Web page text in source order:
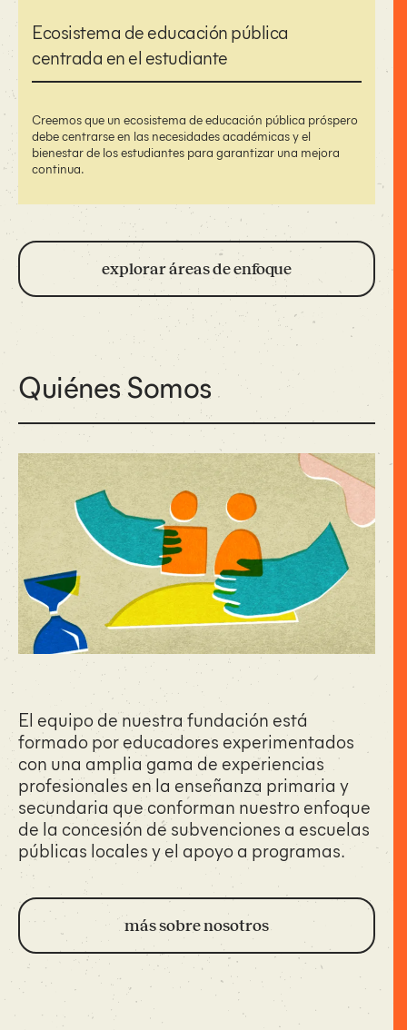
Ecosistema de educación pública
centrada en el estudiante
Creemos que un ecosistema de educación pública próspero
debe centrarse en las necesidades académicas y el
bienestar de los estudiantes para garantizar una mejora
continua.
explorar áreas de enfoque
Quiénes Somos
El equipo de nuestra fundación está
formado por educadores experimentados
con una amplia gama de experiencias
profesionales en la enseñanza primaria y
secundaria que conforman nuestro enfoque
de la concesión de subvenciones a escuelas
públicas locales y el apoyo a programas.
más sobre nosotros